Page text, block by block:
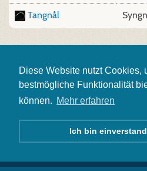
Diese Website nutzt Cookies,
bestmögliche Funktionalität
können. Mehr erfahren
Ich bin
Tangnål